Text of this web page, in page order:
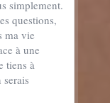
simplement.
questions,
ma vie
à une
tiens à